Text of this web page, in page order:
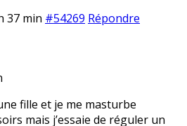
37 min #54269 Répondre
fille et je me masturbe
mais j’essaie de réguler un